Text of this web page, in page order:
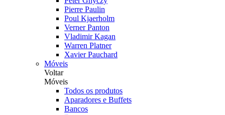
Pierre Paulin
Poul Kjaerholm
Verner Panton
Vladimir Kagan
Warren Platner
Xavier Pauchard
Móveis
Voltar
Móveis
Todos os produtos
Aparadores e Buffets
Bancos